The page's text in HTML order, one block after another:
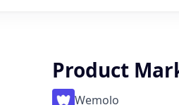
Product
Wemolo